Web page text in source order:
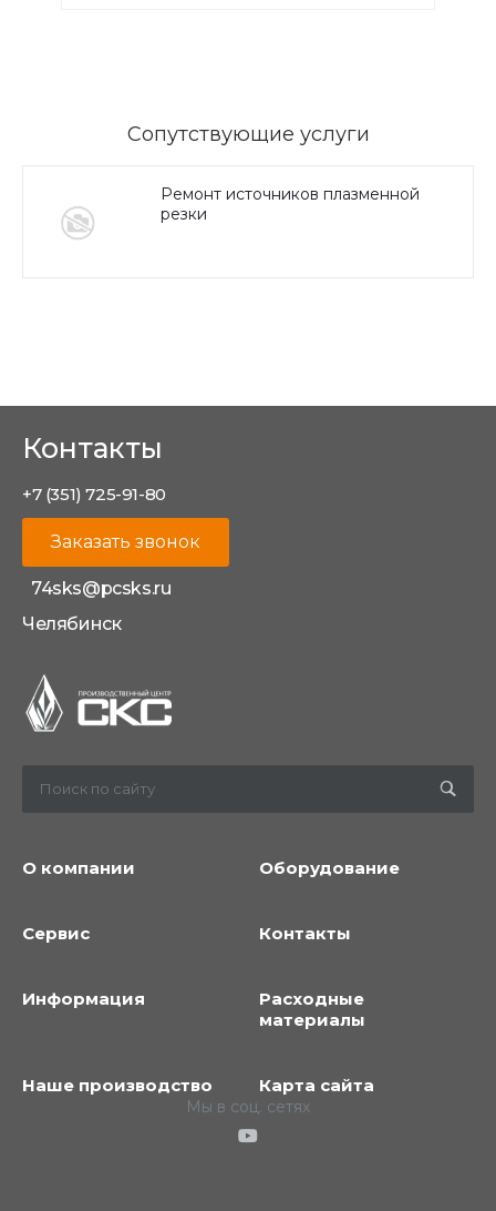
Сопутствующие услуги
Ремонт источников плазменной
резки
Контакты
+7 (351) 725-91-80
Заказать звонок
74sks@pcsks.ru
Челябинск
О компании Оборудование
Сервис Контакты
Информация
Расходные
материалы
Наше производство Карта сайта
Мы в соц. сетях